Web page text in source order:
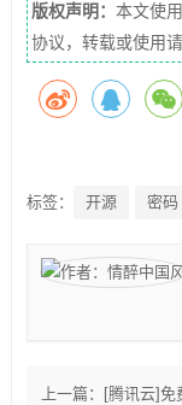
版权声明： 本文使
协议，转载或使用
标签： 开源 密码
上一篇：
[腾讯云]免